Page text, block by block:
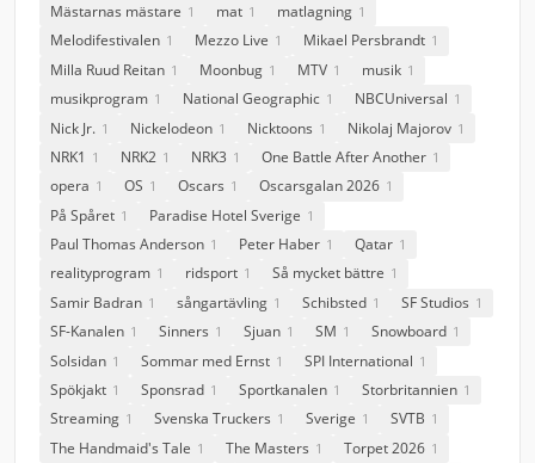
Mästarnas mästare 1 mat 1 matlagning 1
Melodifestivalen 1 Mezzo Live 1 Mikael Persbrandt 1
Milla Ruud Reitan 1 Moonbug 1 MTV 1 musik 1
musikprogram 1 National Geographic 1 NBCUniversal 1
Nick Jr. 1 Nickelodeon 1 Nicktoons 1 Nikolaj Majorov 1
NRK1 1 NRK2 1 NRK3 1 One Battle After Another 1
opera 1 OS 1 Oscars 1 Oscarsgalan 2026 1
På Spåret 1 Paradise Hotel Sverige 1
Paul Thomas Anderson 1 Peter Haber 1 Qatar 1
realityprogram 1 ridsport 1 Så mycket bättre 1
Samir Badran 1 sångartävling 1 Schibsted 1 SF Studios 1
SF-Kanalen 1 Sinners 1 Sjuan 1 SM 1 Snowboard 1
Solsidan 1 Sommar med Ernst 1 SPI International 1
Spökjakt 1 Sponsrad 1 Sportkanalen 1 Storbritannien 1
Streaming 1 Svenska Truckers 1 Sverige 1 SVTB 1
The Handmaid's Tale 1 The Masters 1 Torpet 2026 1